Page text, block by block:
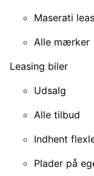
Maserati
Alle mærker
Leasing biler
Udsalg
Alle tilbud
Indhent
Plader på